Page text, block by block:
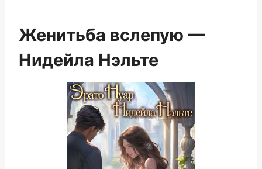
Женитьба вслепую —
Нидейла Нэльте